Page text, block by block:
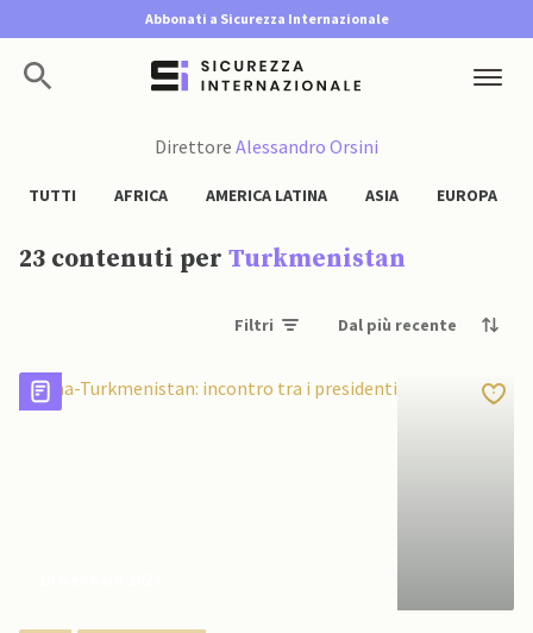
Abbonati a Sicurezza Internazionale
Direttore Alessandro Orsini
TUTTI AFRICA AMERICA LATINA ASIA EUROPA
23 contenuti per Turkmenistan
Filtri